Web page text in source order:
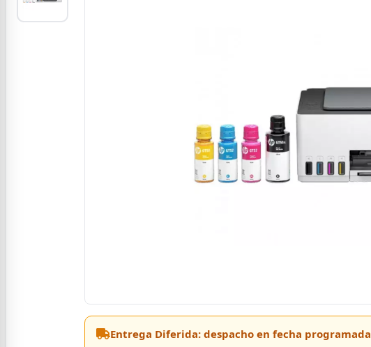
Entrega Diferida: despacho en fecha programada